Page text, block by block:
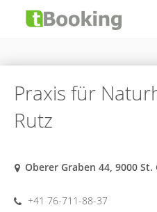
Praxis für
Rutz
Oberer Graben 44, 9000 St.
+41 76-711-88-37